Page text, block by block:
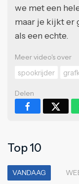
we met een
maar je kijkt er
als een echte.
Meer video's over
spookrijder
Delen
Top 10
VANDAAG